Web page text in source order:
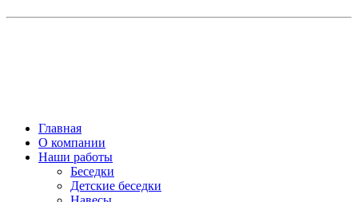
Главная
О компании
Наши работы
Беседки
Детские беседки